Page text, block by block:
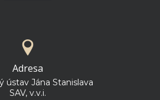
Adresa
ústav Jána Stanislava
SAV, v.v.i.